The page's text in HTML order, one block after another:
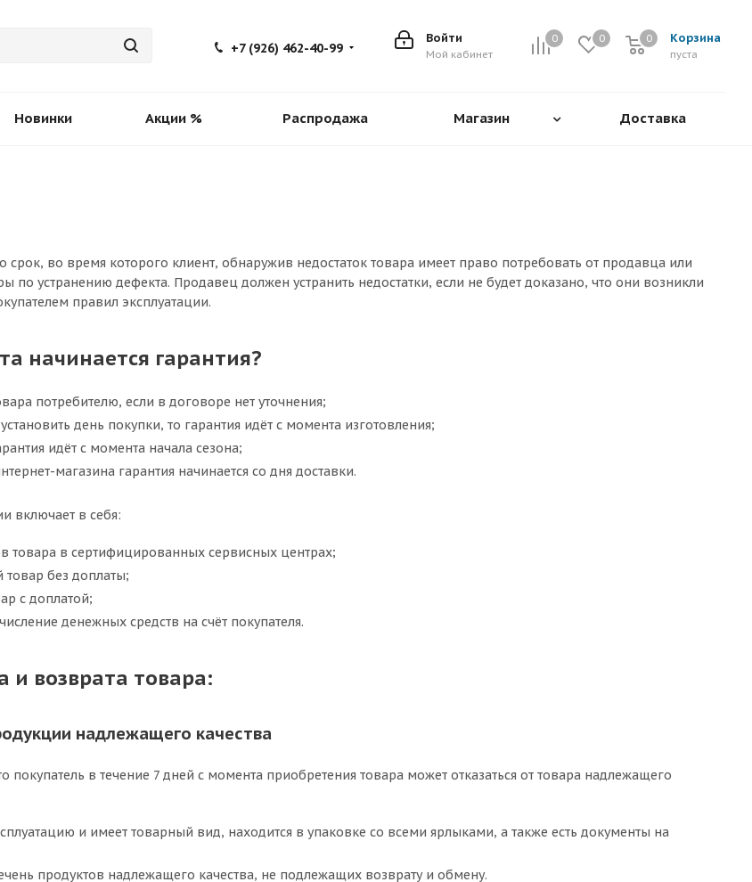
0 0 Корзина
0
пуста
0
Войти
Мой кабинет
+7 (926) 462-40-99
Новинки Акции % Распродажа Магазин Доставка
срок, во время которого клиент, обнаружив недостаток товара имеет право потребовать от продавца или
по устранению дефекта. Продавец должен устранить недостатки, если не будет доказано, что они возникли
правил эксплуатации.
начинается гарантия?
потребителю, если в договоре нет уточнения;
день покупки, то гарантия идёт с момента изготовления;
идёт с момента начала сезона;
магазина гарантия начинается со дня доставки.
включает в себя:
товара в сертифицированных сервисных центрах;
без доплаты;
с доплатой;
денежных средств на счёт покупателя.
и возврата товара:
надлежащего качества
покупатель в течение 7 дней с момента приобретения товара может отказаться от товара надлежащего
и имеет товарный вид, находится в упаковке со всеми ярлыками, а также есть документы на
продуктов надлежащего качества, не подлежащих возврату и обмену.